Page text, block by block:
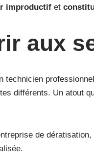
improductif et
aux
technicien
différents. Un atout
de